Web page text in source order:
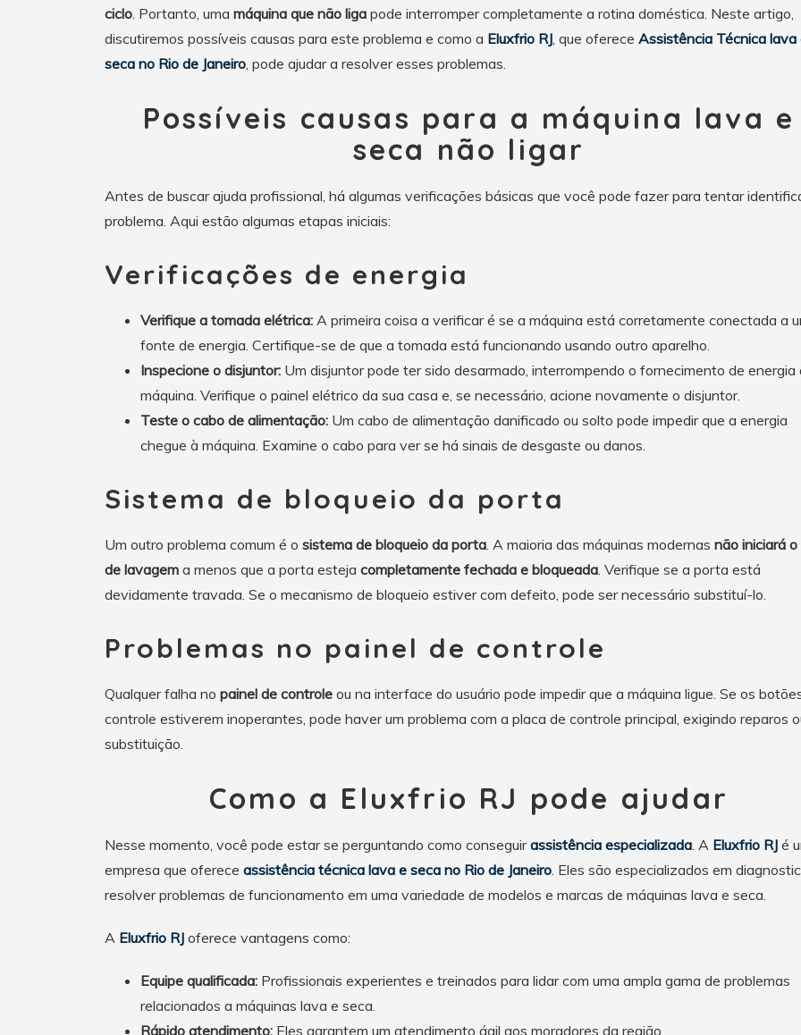
ciclo. Portanto, uma máquina que não liga pode interromper completamente a rotina doméstica. Neste artigo,
discutiremos possíveis causas para este problema e como a Eluxfrio RJ, que oferece Assistência Técnica lava
seca no Rio de Janeiro, pode ajudar a resolver esses problemas.
Possíveis causas para a máquina lava e
seca não ligar
Antes de buscar ajuda profissional, há algumas verificações básicas que você pode fazer para tentar
problema. Aqui estão algumas etapas iniciais:
Verificações de energia
Verifique a tomada elétrica: A primeira coisa a verificar é se a máquina está corretamente conectada a
fonte de energia. Certifique-se de que a tomada está funcionando usando outro aparelho.
Inspecione o disjuntor: Um disjuntor pode ter sido desarmado, interrompendo o fornecimento de energia
máquina. Verifique o painel elétrico da sua casa e, se necessário, acione novamente o disjuntor.
Teste o cabo de alimentação: Um cabo de alimentação danificado ou solto pode impedir que a energia
chegue à máquina. Examine o cabo para ver se há sinais de desgaste ou danos.
Sistema de bloqueio da porta
Um outro problema comum é o sistema de bloqueio da porta. A maioria das máquinas modernas não iniciará o
de lavagem a menos que a porta esteja completamente fechada e bloqueada. Verifique se a porta está
devidamente travada. Se o mecanismo de bloqueio estiver com defeito, pode ser necessário substituí-lo.
Problemas no painel de controle
Qualquer falha no painel de controle ou na interface do usuário pode impedir que a máquina ligue. Se os
controle estiverem inoperantes, pode haver um problema com a placa de controle principal, exigindo reparos
substituição.
Como a Eluxfrio RJ pode ajudar
Nesse momento, você pode estar se perguntando como conseguirassistência especializada. A Eluxfrio RJ é
empresa que oferece assistência técnica lava e seca no Rio de Janeiro. Eles são especializados em
resolver problemas de funcionamento em uma variedade de modelos e marcas de máquinas lava e seca.
A Eluxfrio RJ oferece vantagens como:
Equipe qualificada: Profissionais experientes e treinados para lidar com uma ampla gama de problemas
relacionados a máquinas lava e seca.
Rápido atendimento: Eles garantem um atendimento ágil aos moradores da região.